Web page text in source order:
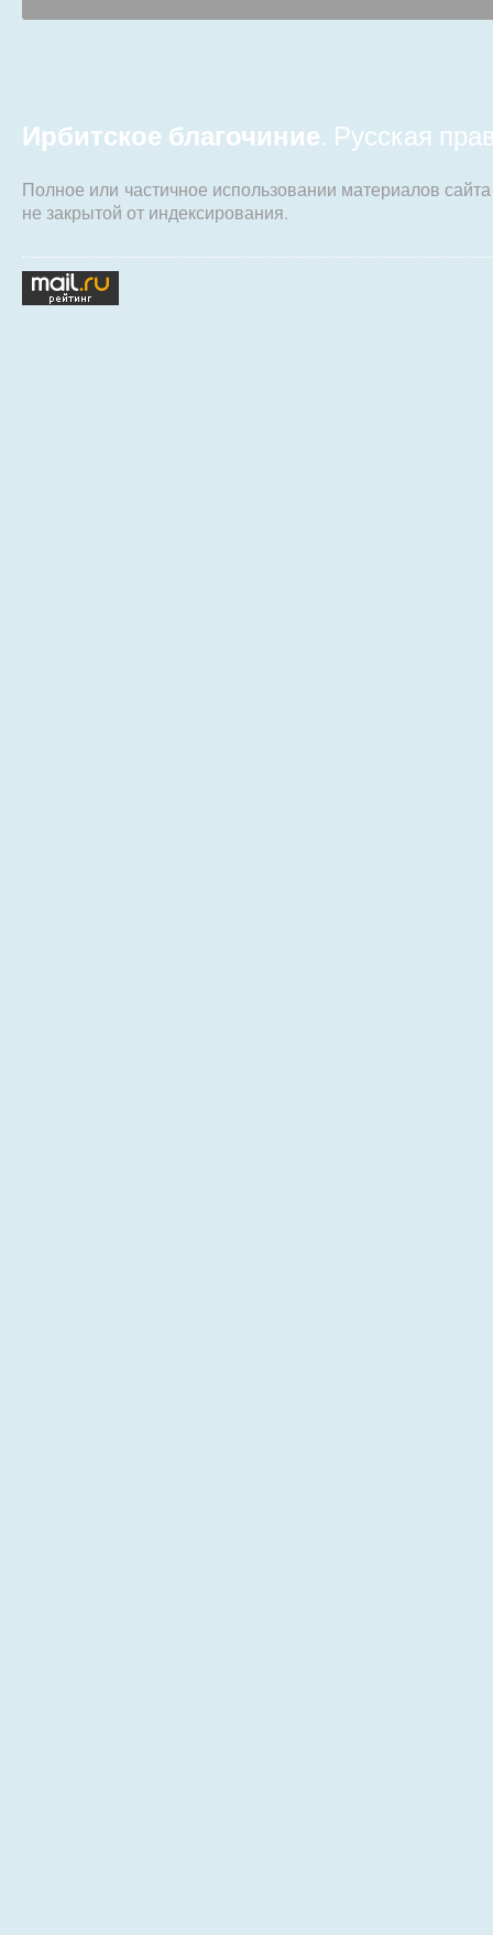
Ирбитское благочиние. Русская
Полное или частичное использовании материалов
не закрытой от индексирования.